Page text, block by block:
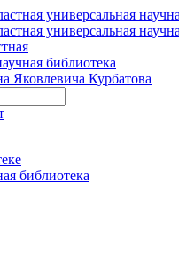
библиотека
Яковлевича Курбатова
библиотека